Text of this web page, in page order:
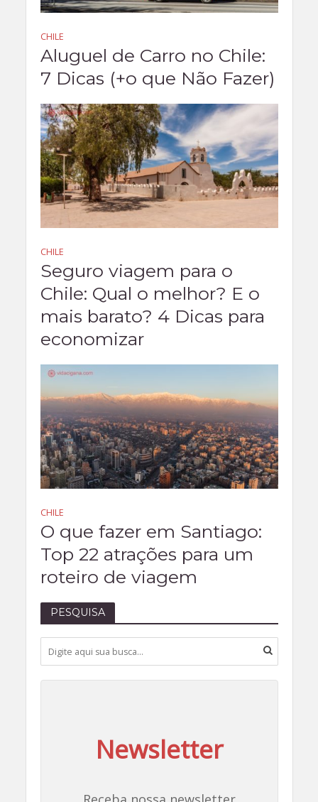
CHILE
Aluguel de Carro no Chile:
7 Dicas (+o que Não Fazer)
CHILE
Seguro viagem para o
Chile: Qual o melhor? E o
mais barato? 4 Dicas para
economizar
CHILE
O que fazer em Santiago:
Top 22 atrações para um
roteiro de viagem
PESQUISA
Newsletter